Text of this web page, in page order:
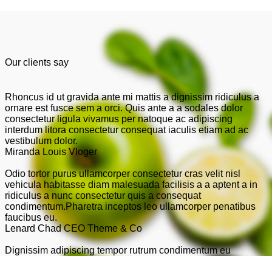
Our clients say
Rhoncus id ut gravida ante mi mattis a dignissim ridiculus a
ornare est fusce sem a orci. Quis ante a a sodales dolor
consectetur ligula vivamus per natoque ac adipiscing
interdum litora consectetur consequat iaculis etiam ad ac
vestibulum dolor.
Miranda LouisVloger
Odio tortor purus ullamcorper consectetur cras velit nisl
vehicula habitasse diam malesuada facilisis a a aptent a in
ridiculus a nunc consectetur quis a consequat
condimentum.Pharetra inceptos leo ullamcorper penatibus
faucibus eu.
Lenard ChadCEO Theme & Co
Dignissim adipiscing tempor rutrum condimentum eu